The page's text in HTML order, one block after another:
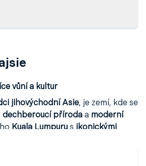
vůní a kultur
jihovýchodní Asie, je zemí, kde se
dechberoucí příroda a moderní
Kuala Lumpuru s ikonickými